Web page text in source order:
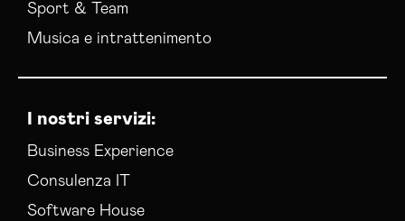
Sport & Team
Musica e intrattenimento
I nostri servizi:
Business Experience
Consulenza IT
Software House